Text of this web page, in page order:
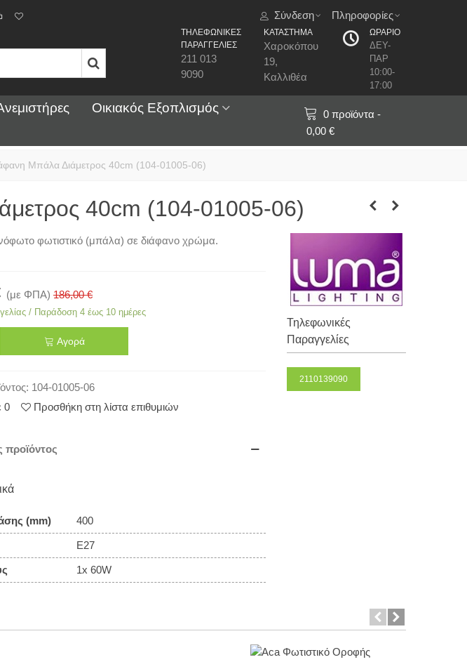
Σύνδεση Πληροφορίες
ΤΗΛΕΦΩΝΙΚΕΣ
ΠΑΡΑΓΓΕΛΙΕΣ
211 013
9090
ΚΑΤΑΣΤΗΜΑ
Χαροκόπου
19,
Καλλιθέα
ΩΡΑΡΙΟ
ΔΕΥ-
ΠΑΡ
10:00-
17:00
Οικιακός Εξοπλισμός
0 προϊόντα -
0,00 €
Μπάλα Διάμετρος 40cm (104-01005-06)
40cm (104-01005-06)
φωτιστικό (μπάλα) σε διάφανο χρώμα.
(με ΦΠΑ) 186,00 €
/ Παράδοση 4 έως 10 ημέρες
Αγορά
104-01005-06
0 Προσθήκη στη λίστα επιθυμιών
προϊόντος
(mm) 400
E27
1x 60W
Τηλεφωνικές
Παραγγελίες
2110139090